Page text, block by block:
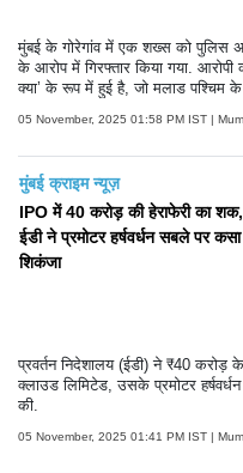
मुंबई के गोरेगांव में एक शख्स को पुलिस
के आरोप में गिरफ्तार किया गया. आरोपी
क्या’ के रूप में हुई है, जो मलाड पश्चिम के
05 November, 2025 01:58 PM IST |
मुंबई क्राइम न्यूज़
IPO में 40 करोड़ की हेराफेरी का शक,
ईडी ने प्रमोटर हर्षवर्धन सबले पर कसा
शिकंजा
प्रवर्तन निदेशालय (ईडी) ने ₹40
क्लाउड लिमिटेड, उसके प्रमोटर
की.
05 November, 2025 01:41 PM IST |